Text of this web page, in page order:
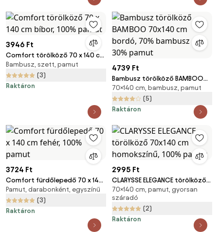
3946 Ft
Comfort törölköző 70 x 140 cm
bíbor, 100% pamut
Bambusz, szett, pamut
(3)
Raktáron
4739 Ft
Bambusz törölköző BAMBOO
70x140 cm bordó, 70%
bambusz | 30% pamut
70×140 cm, bambusz, pamut
(5)
Raktáron
3724 Ft
Comfort fürdőlepedő 70 x 140
cm fehér, 100% pamut
Pamut, darabonként, egyszínű
(3)
Raktáron
2995 Ft
CLARYSSE ELEGANCE törölköző
70x140 cm homokszínű, 100%
pamut
70×140 cm, pamut, gyorsan
száradó
(2)
Raktáron